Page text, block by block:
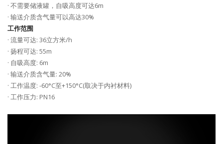
· 不需要储液罐，自吸高度可达6m
· 输送介质含气量可以高达30%
工作范围
· 流量可达: 36立方米/h
· 扬程可达: 55m
· 自吸高度: 6m
· 输送介质含气量: 20%
· 工作温度: -60°C至+150°C(取决于内衬材料)
· 工作压力: PN16